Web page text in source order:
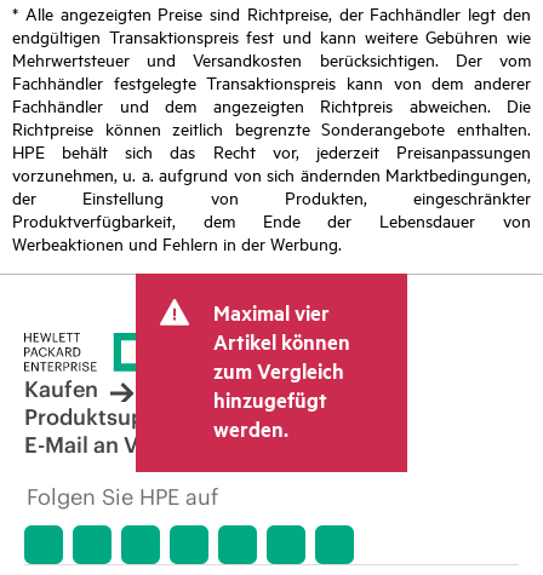
* Alle angezeigten Preise sind Richtpreise, der Fachhändler legt den
endgültigen Transaktionspreis fest und kann weitere Gebühren wie
Mehrwertsteuer und Versandkosten berücksichtigen. Der vom
Fachhändler festgelegte Transaktionspreis kann von dem anderer
Fachhändler und dem angezeigten Richtpreis abweichen. Die
Richtpreise können zeitlich begrenzte Sonderangebote enthalten.
HPE behält sich das Recht vor, jederzeit Preisanpassungen
vorzunehmen, u. a. aufgrund von sich ändernden Marktbedingungen,
der Einstellung von Produkten, eingeschränkter
Produktverfügbarkeit, dem Ende der Lebensdauer von
Werbeaktionen und Fehlern in der Werbung.
Maximal vier
Artikel können
zum Vergleich
hinzugefügt
werden.
Kaufen
Produktsupport
E-Mail an Vertrieb
Folgen Sie HPE auf